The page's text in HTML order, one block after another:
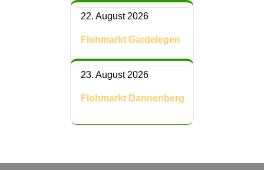
22. August 2026
Flohmarkt Gardelegen
23. August 2026
Flohmarkt Dannenberg